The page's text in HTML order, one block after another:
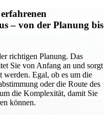
– von der Planung bis
richtigen Planung. Das
Sie von Anfang an und sorgt
werden. Egal, ob es um die
oder die Route des
die Komplexität, damit Sie
können.